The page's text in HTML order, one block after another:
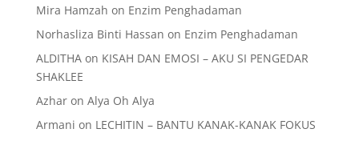
Mira Hamzah on Enzim Penghadaman
Norhasliza Binti Hassan on Enzim Penghadaman
ALDITHAon KISAH DAN EMOSI – AKU SI PENGEDAR
SHAKLEE
Azharon Alya Oh Alya
Armani on LECHITIN – BANTU KANAK-KANAK FOKUS